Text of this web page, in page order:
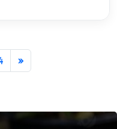
»